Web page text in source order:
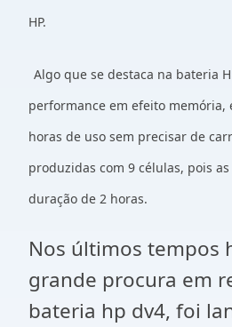
HP.
Algo que se destaca na bateria
performance em efeito memória,
horas de uso sem precisar de
produzidas com 9 células, pois
duração de 2 horas.
Nos últimos tempos
grande procura em
bateria hp dv4, foi